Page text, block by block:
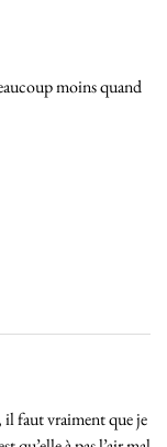
moins quand
il faut vraiment que je